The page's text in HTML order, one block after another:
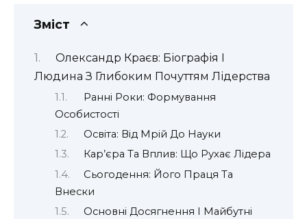
Зміст
Олександр Краєв: Біографія І
Людина З Глибоким Почуттям Лідерства
Ранні Роки: Формування
Особистості
Освіта: Від Мрій До Науки
Кар’єра Та Вплив: Що Рухає Лідера
Сьогодення: Його Праця Та
Внески
Основні Досягнення І Майбутні